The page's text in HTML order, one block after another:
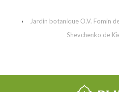
‹
Jardin botanique O.V. Fomin
Shevchenko de